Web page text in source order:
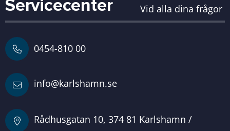
Servicecenter Vid alla dina frågor
0454-810 00
info@karlshamn.se
Rådhusgatan 10, 374 81 Karlshamn /